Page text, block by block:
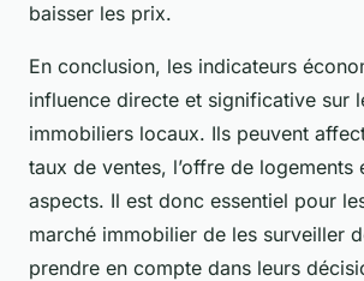
baisser les prix.
En conclusion, les indicateurs
influence directe et significative sur
immobiliers locaux. Ils peuvent
taux de ventes, l’offre de logements
aspects. Il est donc essentiel pour
marché immobilier de les surveiller
prendre en compte dans leurs